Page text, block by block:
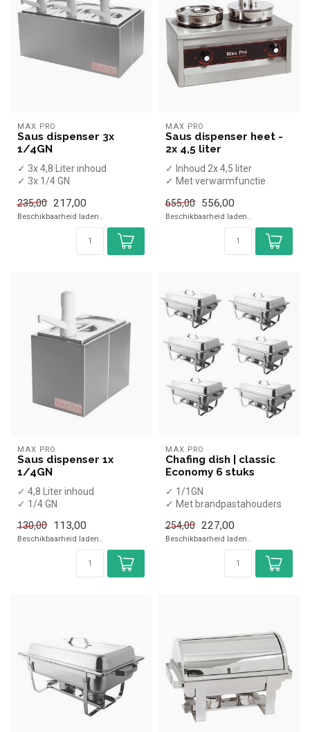
MAX PRO
Saus dispenser 3x
1/4GN
✓ 3x 4,8 Liter inhoud
✓ 3x 1/4 GN
235,00 217,00
Beschikbaarheid laden..
MAX PRO
Saus dispenser heet -
2x 4,5 liter
✓ Inhoud 2x 4,5 liter
✓ Met verwarmfunctie
655,00
556,00
Beschikbaarheid laden..
MAX PRO
Saus dispenser 1x
1/4GN
✓ 4,8 Liter inhoud
✓ 1/4 GN
130,00
113,00
Beschikbaarheid laden..
MAX PRO
Chafing dish | classic
Economy 6 stuks
✓ 1/1GN
✓ Met brandpastahouders
254,00 227,00
Beschikbaarheid laden..